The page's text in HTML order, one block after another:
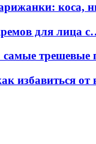
коса,
для лица
трешевые
избавиться от